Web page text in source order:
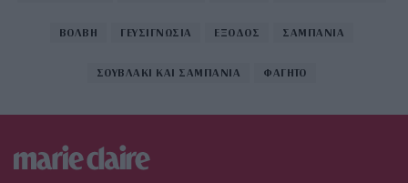
ΒΟΛΒΗ ΓΕΥΣΙΓΝΩΣΙΑ ΕΞΟΔΟΣ ΣΑΜΠΑΝΙΑ
ΣΟΥΒΛΑΚΙ ΚΑΙ ΣΑΜΠΑΝΙΑ ΦΑΓΗΤΟ